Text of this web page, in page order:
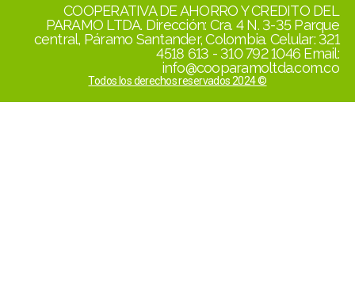
COOPERATIVA DE AHORRO Y CREDITO DEL
PARAMO LTDA. Dirección: Cra. 4 N. 3-35 Parque
central, Páramo Santander, Colombia. Celular: 321
4518 613 - 310 792 1046 Email:
info@cooparamoltda.com.co
Todos los derechos reservados 2024 ©